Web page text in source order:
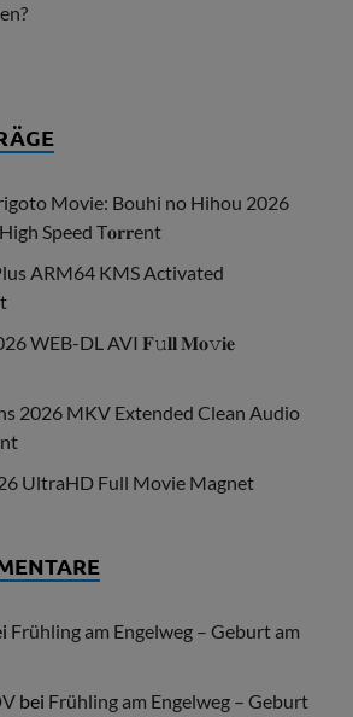
Movie: Bouhi no Hihou 2026
Speed T𝐨𝐫𝐫ent
ARM64 KMS Activated
WEB-DL AVI 𝐅𝚞𝐥𝐥 𝐌𝐨𝚟𝐢𝐞
2026 MKV Extended Clean Audio
UltraHD Full Movie Magnet
Frühling am Engelweg – Geburt am
bei Frühling am Engelweg – Geburt